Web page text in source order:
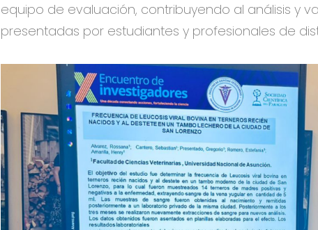
equipo de evaluación, contribuyendo al análisis y
presentadas por estudiantes y profesionales de